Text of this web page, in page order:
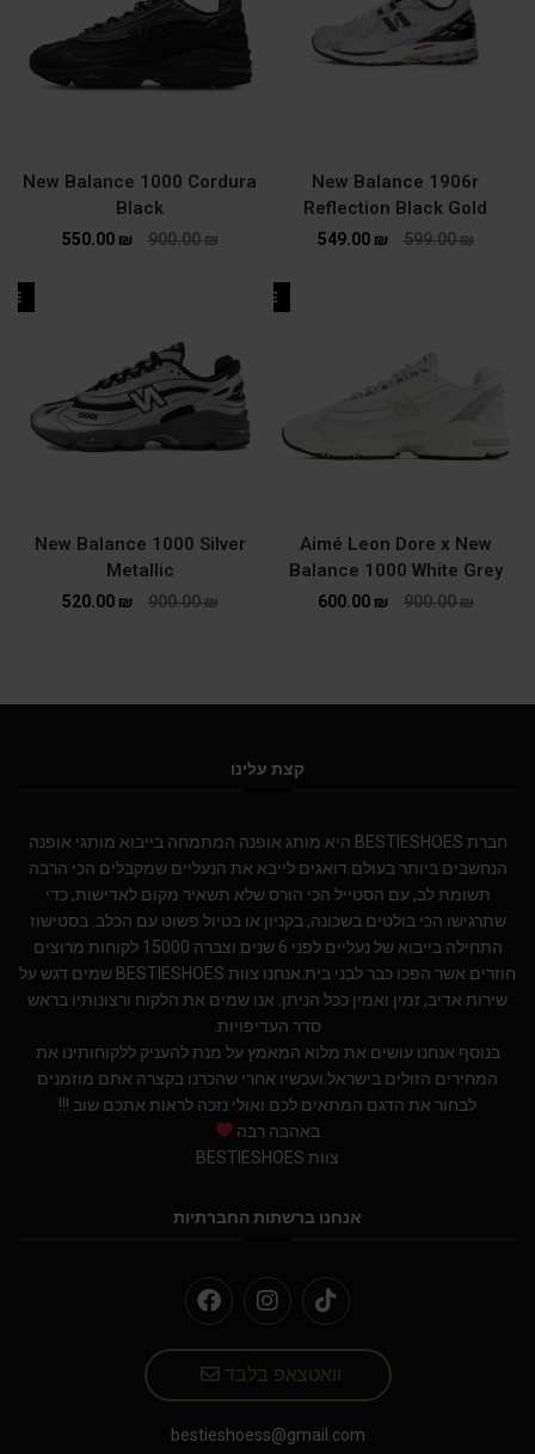
New Balance 1906r
Reflection Black Gold
599.00₪
549.00 ₪
New Balance 1000 Cordura
Black
900.00₪
550.00 ₪
SALE
Aimé Leon Dore x New
Balance 1000 White Grey
900.00₪
600.00 ₪
New Balance 1000 Silver
Metallic
900.00₪
520.00 ₪
קצת עלינו
חברת BESTIESHOES היא מותג אופנה המתמחה בייבוא מותגי אופנה
הנחשבים ביותר בעולם.דואגים לייבא את הנעליים שמקבלים הכי הרבה
תשומת לב, עם הסטייל הכי הורס שלא תשאיר מקום לאדישות, כדי
שתרגישו הכי בולטים בשכונה, בקניון או בטיול פשוט עם הכלב. בסטישוז
התחילה בייבוא של נעליים לפני 6 שנים וצברה 15000 לקוחות מרוצים
חוזרים אשר הפכו כבר לבני בית.אנחנו צוות BESTIESHOES שמים דגש על
שירות אדיב, זמין ואמין ככל הניתן. אנו שמים את הלקוח ורצונותיו בראש
סדר העדיפויות.
בנוסף אנחנו עושים את מלוא המאמץ על מנת להעניק ללקוחותינו את
המחירים הזולים בישראל.ועכשיו אחרי שהכרנו בקצרה אתם מוזמנים
לבחור את הדגם המתאים לכם ואולי נזכה לראות אתכם שוב !!!
באהבה רבה
צוות BESTIESHOES
אנחנו ברשתות החברתיות
וואטצאפ בלבד
bestieshoess@gmail.com